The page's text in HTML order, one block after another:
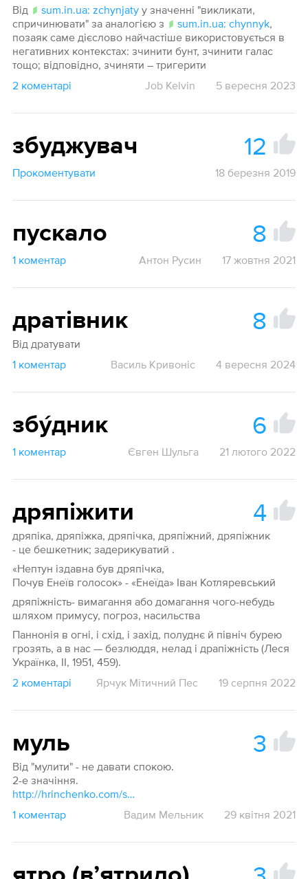
Від sum.in.ua: zchynjatyу значенні "викликати,
спричинювати" за аналогією з
sum.in.ua: chynnyk,
позаяк саме дієслово найчастіше використовується в
негативних контекстах: зчинити бунт, зчинити галас
тощо; відповідно, зчиняти – тригерити
2 коментарі
Job Kelvin 5 вересня 2023
збуджувач 12
Прокоментувати 18 березня 2019
пускало 8
1 коментар Антон Русин 17 жовтня 2021
дратівник 8
Від дратувати
1 коментар
Василь Кривоніс 4 вересня 2024
збу́дник 6
1 коментар Євген Шульга 21 лютого 2022
дряпіжити 4
дряпіка, дряпіжка, дряпічка, дряпіжний, дряпіжник
- це бешкетник; задерикуватий .
«Нептун іздавна був дряпічка,
Почув Енеїв голосок» - «Енеїда» Іван Котляревський
дряпіжність- вимагання або домагання чого-небудь
шляхом примусу, погроз, насильства
Паннонія в огні, і схід, і захід, полуднє й північ бурею
грозять, а в нас — безлюддя, нелад і драпіжність (Леся
Українка, II, 1951, 459).
2 коментарі
Ярчук Мітичний Пес 19 серпня 2022
муль 3
Від "мулити" - не давати спокою.
2-е значіння.
http://hrinchenko.com/slovar/znachenie-slova/29262-mulyty-1.html#show_point
1 коментар
Вадим Мельник 29 квітня 2021